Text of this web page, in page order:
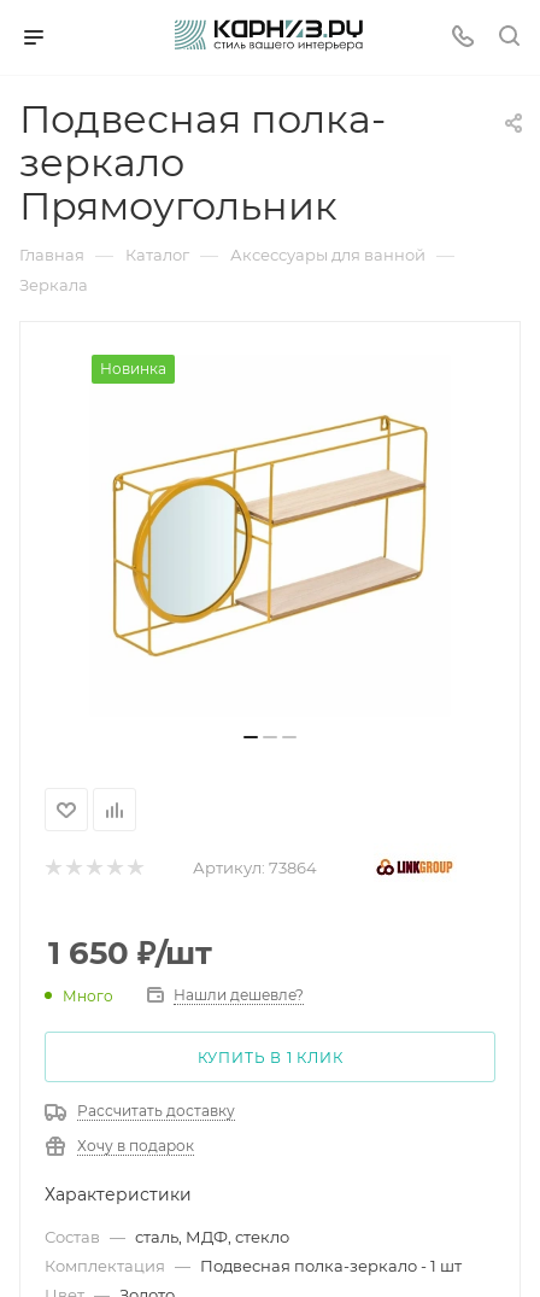
Подвесная полка-
зеркало
Прямоугольник
Главная — Каталог — Аксессуары для ванной —
Зеркала
Новинка
Артикул: 73864
1 650 ₽/шт
Много Нашли дешевле?
КУПИТЬ В 1 КЛИК
Рассчитать доставку
Хочу в подарок
Характеристики
Состав — сталь, МДФ, стекло
Комплектация — Подвесная полка-зеркало - 1 шт